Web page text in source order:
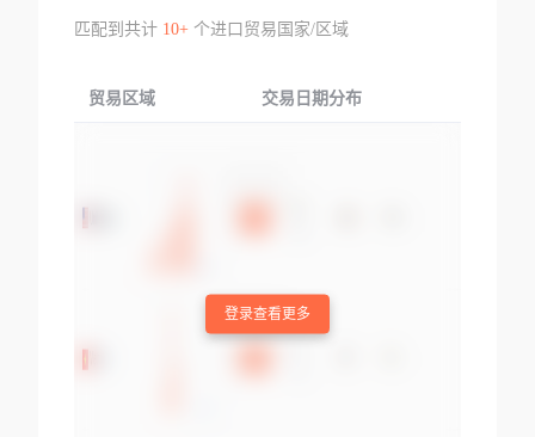
匹配到共计 10+个进口贸易国家/区域
贸易区域 交易日期分布
登录查看更多